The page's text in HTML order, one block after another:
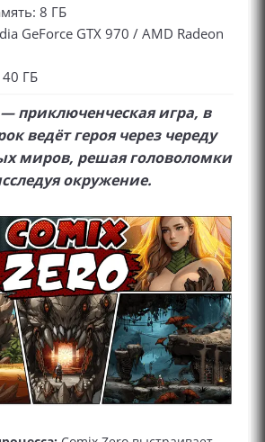
8 ГБ
GeForce GTX 970 / AMD Radeon
ГБ
— приключенческая игра, в
ведёт героя через череду
миров, решая головоломки
окружение.